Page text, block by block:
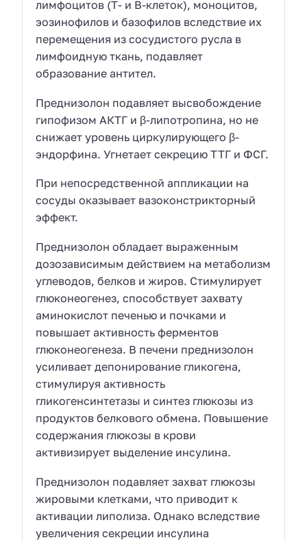
лимфоцитов (T- и B-клеток), моноцитов,
эозинофилов и базофилов вследствие их
перемещения из сосудистого русла в
лимфоидную ткань, подавляет
образование антител.
Преднизолон подавляет высвобождение
гипофизом АКТГ и β-липотропина, но не
снижает уровень циркулирующего β-
эндорфина. Угнетает секрецию ТТГ и ФСГ.
При непосредственной аппликации на
сосуды оказывает вазоконстрикторный
эффект.
Преднизолон обладает выраженным
дозозависимым действием на метаболизм
углеводов, белков и жиров. Стимулирует
глюконеогенез, способствует захвату
аминокислот печенью и почками и
повышает активность ферментов
глюконеогенеза. В печени преднизолон
усиливает депонирование гликогена,
стимулируя активность
гликогенсинтетазы и синтез глюкозы из
продуктов белкового обмена. Повышение
содержания глюкозы в крови
активизирует выделение инсулина.
Преднизолон подавляет захват глюкозы
жировыми клетками, что приводит к
активации липолиза. Однако вследствие
увеличения секреции инсулина